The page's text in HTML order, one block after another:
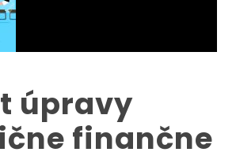
úpravy
finančne